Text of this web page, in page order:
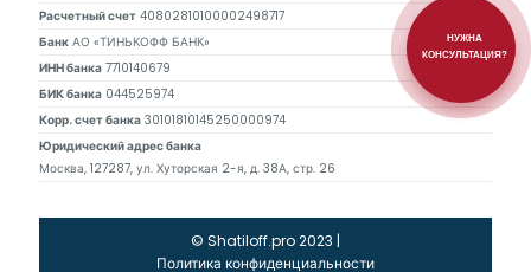
Расчетный счет 40802810100002498717
Банк АО «ТИНЬКОФФ БАНК»
ИНН банка 7710140679
БИК банка 044525974
Корр. счет банка 30101810145250000974
Юридический адрес банка
Москва, 127287, ул. Хуторская 2-я, д. 38А, стр. 26
НУЖНА
КОНСУЛЬТАЦИЯ?
© Shatiloff.pro 2023 |
Политика конфиденциальности